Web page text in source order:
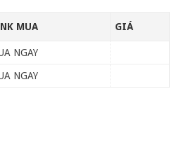
MUA GIÁ
NGAY
NGAY